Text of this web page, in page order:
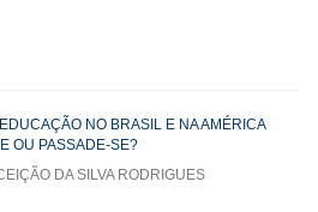
NO BRASIL E NA AMÉRICA
OU PASSADE-SE?
DA SILVA RODRIGUES